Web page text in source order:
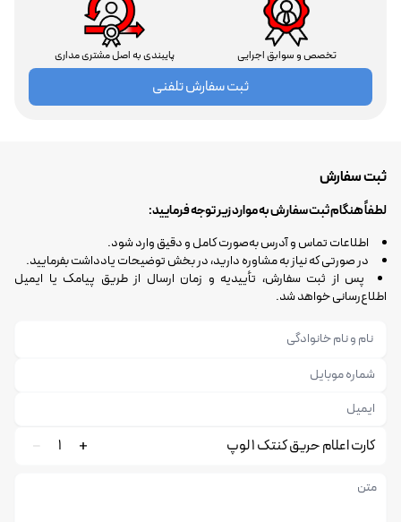
تخصص و سوابق اجرایی پایبندی به اصل مشتری مداری
ثبت سفارش تلفنی
ثبت سفارش
لطفاً هنگام ثبت سفارش به موارد زیر توجه فرمایید:
اطلاعات تماس و آدرس به‌صورت کامل و دقیق وارد شود.
در صورتی که نیاز به مشاوره دارید، در بخش توضیحات یادداشت بفرمایید.
پس از ثبت سفارش، تأییدیه و زمان ارسال از طریق پیامک یا ایمیل
اطلاع‌رسانی خواهد شد.
کارت اعلام حریق کنتک 1 لوپ 1